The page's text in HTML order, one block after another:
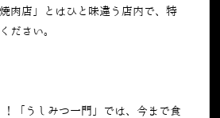
肉店」とはひと味違う店内で、特
ださい。
「うしみつ一門」では、今まで食